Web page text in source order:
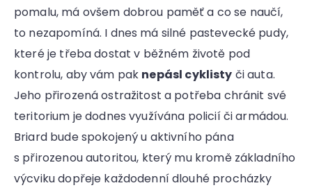
pomalu, má ovšem dobrou paměť a co se naučí,
to nezapomíná. I dnes má silné pastevecké pudy,
které je třeba dostat v běžném životě pod
kontrolu, aby vám pak nepásl cyklisty či auta.
Jeho přirozená ostražitost a potřeba chránit své
teritorium je dodnes využívána policií či armádou.
Briard bude spokojený u aktivního pána
s přirozenou autoritou, který mu kromě základního
výcviku dopřeje každodenní dlouhé procházky